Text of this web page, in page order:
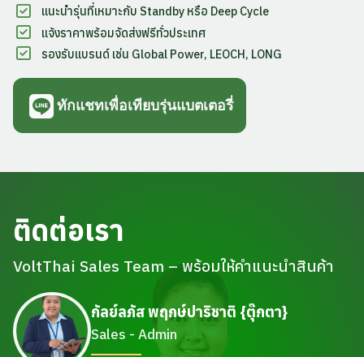
แนะนำรุ่นที่เหมาะกับ Standby หรือ Deep Cycle
แจ้งราคาพร้อมจัดส่งฟรีทั่วประเทศ
รองรับแบรนด์ เช่น Global Power, LEOCH, LONG
ทักแชทเพื่อเทียบรุ่นแบตเตอรี่
ติดต่อเรา
VoltThai Sales Team – พร้อมให้คำแนะนำสินค้า
กัลย์ลภัส พฤกษ์ปาริชาติ {ตุ๊กตา}
Sales - Admin